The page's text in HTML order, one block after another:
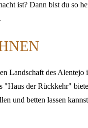
ist? Dann bist du so
.
Landschaft des Alentejo
"Haus der Rückkehr"
und betten lassen